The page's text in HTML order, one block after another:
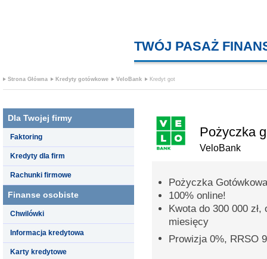
TWÓJ PASAŻ
Strona Główna Kredyty gotówkowe VeloBank Kredyt got
Dla Twojej firmy
Faktoring
Kredyty dla firm
Rachunki firmowe
Finanse osobiste
Chwilówki
Informacja kredytowa
Karty kredytowe
Pożyczka
VeloBank
Pożyczka
100% online!
Kwota do 300 000
miesięcy
Prowizja 0%, RRSO